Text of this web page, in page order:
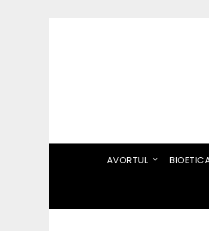
AVORTUL